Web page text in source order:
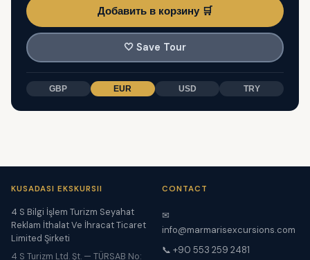
Добавить в корзину 🛒
🤍 Save Tour
GBP EUR USD TRY
KUSADASI EKSKURSII
4 S Bilgi İşlem Turizm Seyahat
Reklam İthalat Ve İhracat Ticaret
Limited Şirketi
4 S Turizm Ltd. Şt. — TÜRSAB No:
CONTACT
✉
info@marmarisexcursions.com
📞 +90 553 259 2481